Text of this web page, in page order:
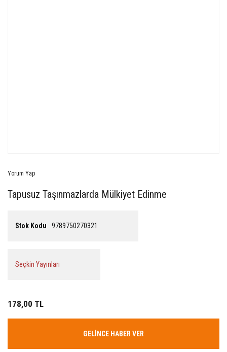
Yorum Yap
Tapusuz Taşınmazlarda Mülkiyet Edinme
Stok Kodu 9789750270321
Seçkin Yayınları
178,00 TL
GELİNCE HABER VER